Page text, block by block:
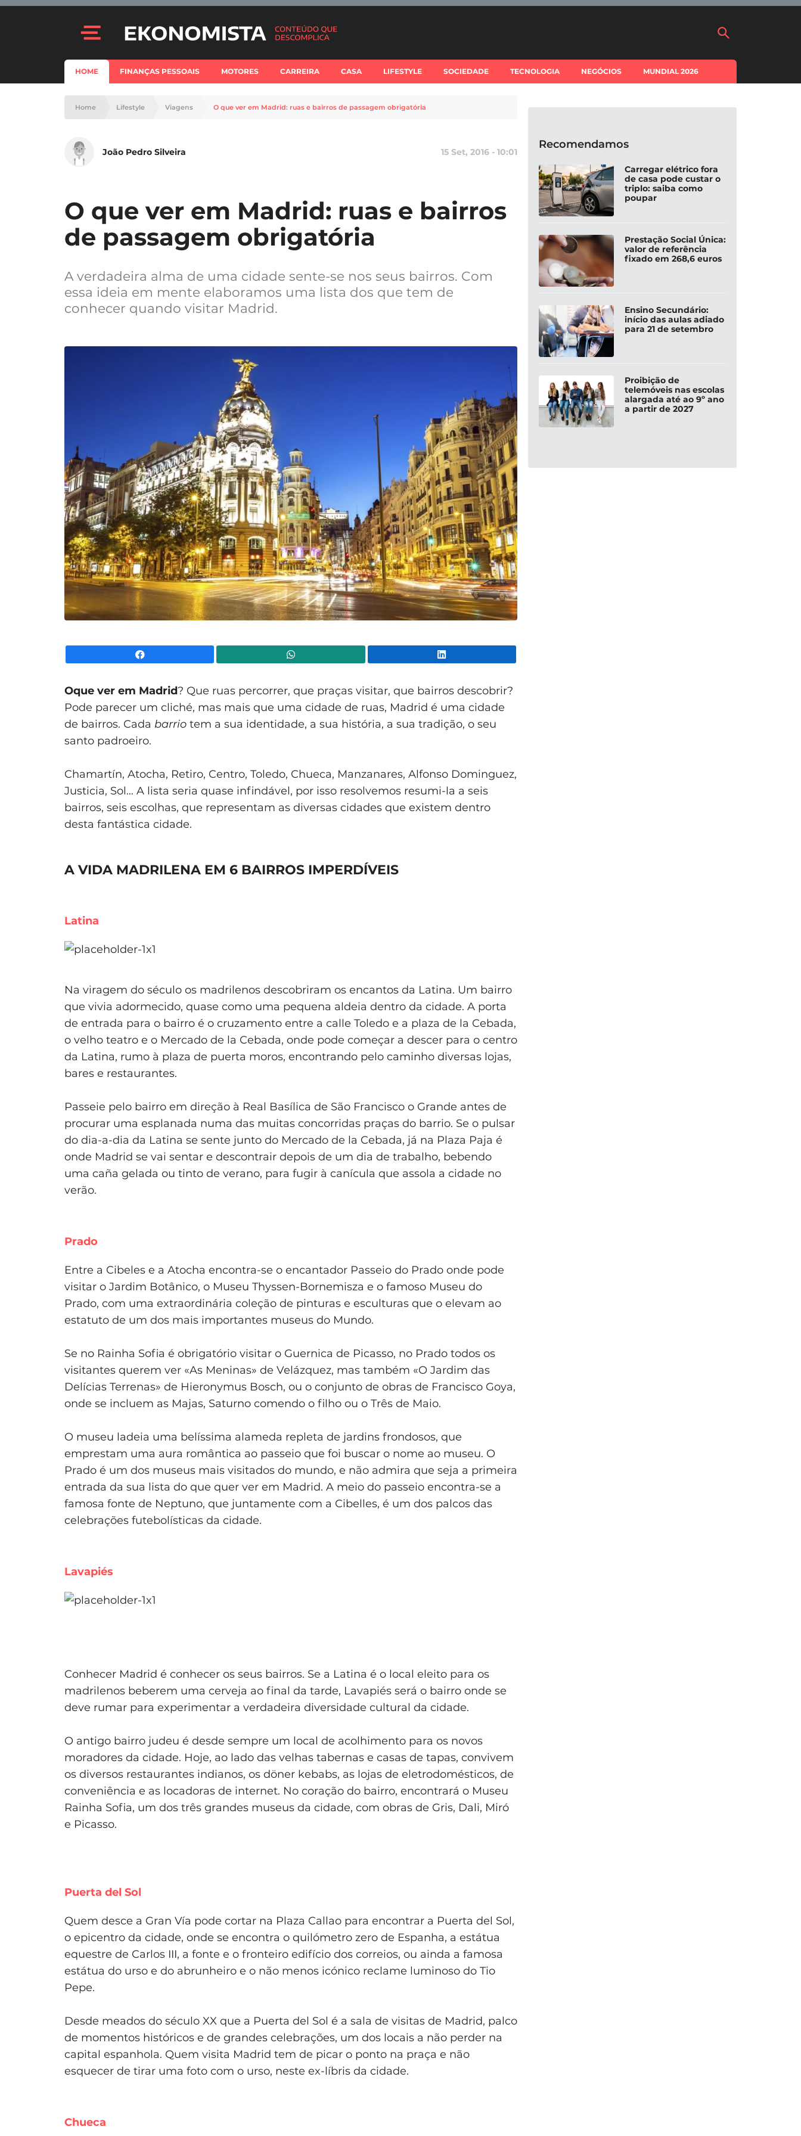
HOME FINANÇAS PESSOAIS MOTORES CARREIRA CASA LIFESTYLE SOCIEDADE TECNOLOGIA NEGÓCIOS MUNDIAL 2026
Home Lifestyle Viagens O que ver em Madrid: ruas e bairros de passagem obrigatória
João Pedro Silveira 15 Set, 2016 - 10:01
O que ver em Madrid: ruas e bairros
de passagem obrigatória
A verdadeira alma de uma cidade sente-se nos seus bairros. Com
essa ideia em mente elaboramos uma lista dos que tem de
conhecer quando visitar Madrid.
Oque ver em Madrid? Que ruas percorrer, que praças visitar, que bairros descobrir?
Pode parecer um cliché, mas mais que uma cidade de ruas, Madrid é uma cidade
de bairros. Cada barrio tem a sua identidade, a sua história, a sua tradição, o seu
santo padroeiro.
Chamartín, Atocha, Retiro, Centro, Toledo, Chueca, Manzanares, Alfonso Dominguez,
Justicia, Sol… A lista seria quase infindável, por isso resolvemos resumi-la a seis
bairros, seis escolhas, que representam as diversas cidades que existem dentro
desta fantástica cidade.
A VIDA MADRILENA EM 6 BAIRROS IMPERDÍVEIS
Latina
Na viragem do século os madrilenos descobriram os encantos da Latina. Um bairro
que vivia adormecido, quase como uma pequena aldeia dentro da cidade. A porta
de entrada para o bairro é o cruzamento entre a calle Toledo e a plaza de la Cebada,
o velho teatro e o Mercado de la Cebada, onde pode começar a descer para o centro
da Latina, rumo à plaza de puerta moros, encontrando pelo caminho diversas lojas,
bares e restaurantes.
Passeie pelo bairro em direção à Real Basílica de São Francisco o Grande antes de
procurar uma esplanada numa das muitas concorridas praças do barrio. Se o pulsar
do dia-a-dia da Latina se sente junto do Mercado de la Cebada, já na Plaza Paja é
onde Madrid se vai sentar e descontrair depois de um dia de trabalho, bebendo
uma caña gelada ou tinto de verano, para fugir à canícula que assola a cidade no
verão.
Prado
Entre a Cibeles e a Atocha encontra-se o encantador Passeio do Prado onde pode
visitar o Jardim Botânico, o Museu Thyssen-Bornemisza e o famoso Museu do
Prado, com uma extraordinária coleção de pinturas e esculturas que o elevam ao
estatuto de um dos mais importantes museus do Mundo.
Se no Rainha Sofia é obrigatório visitar o Guernica de Picasso, no Prado todos os
visitantes querem ver «As Meninas» de Velázquez, mas também «O Jardim das
Delícias Terrenas» de Hieronymus Bosch, ou o conjunto de obras de Francisco Goya,
onde se incluem as Majas, Saturno comendo o filho ou o Três de Maio.
O museu ladeia uma belíssima alameda repleta de jardins frondosos, que
emprestam uma aura romântica ao passeio que foi buscar o nome ao museu. O
Prado é um dos museus mais visitados do mundo, e não admira que seja a primeira
entrada da sua lista do que quer ver em Madrid. A meio do passeio encontra-se a
famosa fonte de Neptuno, que juntamente com a Cibelles, é um dos palcos das
celebrações futebolísticas da cidade.
Lavapiés
Conhecer Madrid é conhecer os seus bairros. Se a Latina é o local eleito para os
madrilenos beberem uma cerveja ao final da tarde, Lavapiés será o bairro onde se
deve rumar para experimentar a verdadeira diversidade cultural da cidade.
O antigo bairro judeu é desde sempre um local de acolhimento para os novos
moradores da cidade. Hoje, ao lado das velhas tabernas e casas de tapas, convivem
os diversos restaurantes indianos, os döner kebabs, as lojas de eletrodomésticos, de
conveniência e as locadoras de internet. No coração do bairro, encontrará o Museu
Rainha Sofia, um dos três grandes museus da cidade, com obras de Gris, Dali, Miró
e Picasso.
Puerta del Sol
Quem desce a Gran Vía pode cortar na Plaza Callao para encontrar a Puerta del Sol,
o epicentro da cidade, onde se encontra o quilómetro zero de Espanha, a estátua
equestre de Carlos III, a fonte e o fronteiro edifício dos correios, ou ainda a famosa
estátua do urso e do abrunheiro e o não menos icónico reclame luminoso do Tio
Pepe.
Desde meados do século XX que a Puerta del Sol é a sala de visitas de Madrid, palco
de momentos históricos e de grandes celebrações, um dos locais a não perder na
capital espanhola. Quem visita Madrid tem de picar o ponto na praça e não
esquecer de tirar uma foto com o urso, neste ex-líbris da cidade.
Chueca
Recomendamos
Carregar elétrico fora
de casa pode custar o
triplo: saiba como
poupar
Prestação Social Única:
valor de referência
fixado em 268,6 euros
Ensino Secundário:
início das aulas adiado
para 21 de setembro
Proibição de
telemóveis nas escolas
alargada até ao 9º ano
a partir de 2027